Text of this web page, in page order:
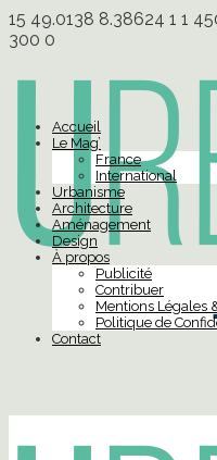
15 49.0138 8.38624 1 1
300 0
Accueil
Le Mag’
France
International
Urbanisme
Architecture
Aménagement
Design
À propos
Publicité
Contribuer
Mentions Légales
Politique de
Contact